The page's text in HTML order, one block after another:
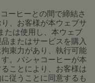
ーヒーとの間で締結さ
、お客様が本ウェブサ
たは使用し、本ウェブ
またはサービスを購入
束力があり、執行可能
。バシャコーヒーが本
ことにより、お客様は
従うことに同意するも